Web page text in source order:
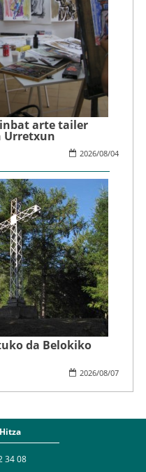
arte tailer
Urretxun
2026/08/04
da Belokiko
2026/08/07
34 08